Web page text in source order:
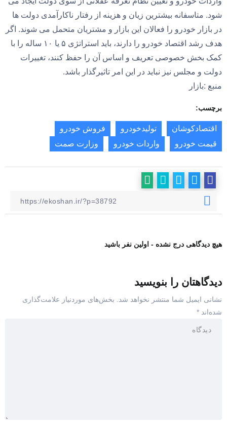
شود. متاسفانه بیشترین زیان و هزینه از رفتار ناکارآمدی دولت ها
در بازار خودرو را فعالان این بازار و مشتریان متحمل می شوند. اگر
هدف رشد اقتصاد خودرو را دارند، باید استراتژی ۵ یا ۱۰ ساله را با
کمک بخش خصوصی تعریف و اساس آن را حفظ کنند، تغییرات
دولت و مجلس نیز نباید در این امر تاثیرگذار باشد.
منبع :بازار
برچسب:
اقتصادکوشان تولیدخودرو
فروش خودرو
قیمت خودرو
واردات خودرو وزارت صمت
هیچ دیدگاهی درج نشده - اولین نفر باشید
دیدگاهتان را بنویسید
نشانی ایمیل شما منتشر نخواهد شد.
بخش‌های موردنیاز علامت‌گذاری
شده‌اند *